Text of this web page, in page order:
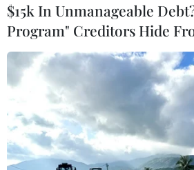
Biểu diễn khí công trong hội thi.
$15k In Unmanageable
Program" Creditors Hide